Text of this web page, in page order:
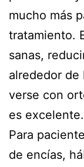
mucho más
tratamiento.
sanas,
alrededor de
verse con
es excelente.
Para
de encías,